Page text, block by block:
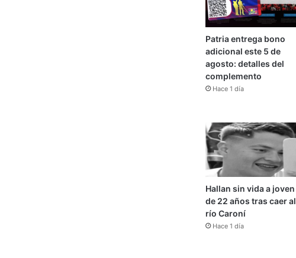
Patria entrega bono
adicional este 5 de
agosto: detalles del
complemento
Hace 1 día
Hallan sin vida a joven
de 22 años tras caer al
río Caroní
Hace 1 día